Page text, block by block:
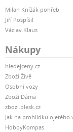
Milan Knížák pohřeb
Jiří Pospíšil
Václav Klaus
Nákupy
hledejceny.cz
Zboží Živě
Osobní vozy
Zboží Dáma
zbozi.blesk.cz
Jak na prohlídku ojetého
HobbyKompas